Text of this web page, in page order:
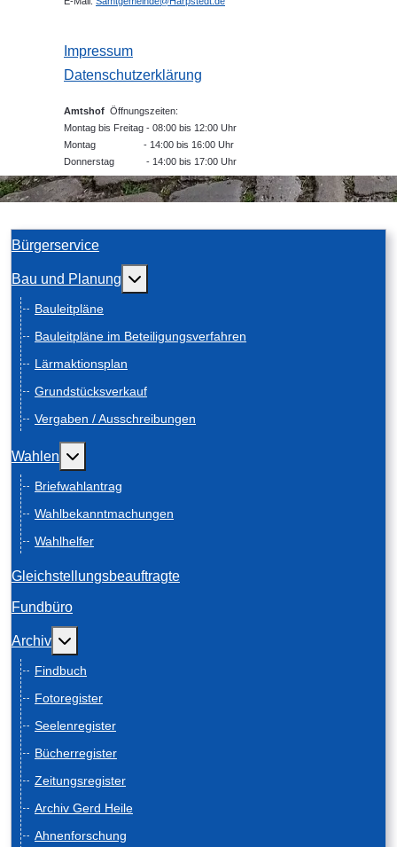
Impressum
Datenschutzerklärung
Amtshof Öffnungszeiten:
Montag bis Freitag - 08:00 bis 12:00 Uhr
Montag - 14:00 bis 16:00 Uhr
Donnerstag - 14:00 bis 17:00 Uhr
Bürgerservice
Bau und Planung Weitere Informationen: Bau und Planung
Bauleitpläne
Bauleitpläne im Beteiligungsverfahren
Lärmaktionsplan
Grundstücksverkauf
Vergaben / Ausschreibungen
Wahlen Weitere Informationen: Wahlen
Briefwahlantrag
Wahlbekanntmachungen
Wahlhelfer
Gleichstellungsbeauftragte
Fundbüro
Archiv Weitere Informationen: Archiv
Findbuch
Fotoregister
Seelenregister
Bücherregister
Zeitungsregister
Archiv Gerd Heile
Ahnenforschung